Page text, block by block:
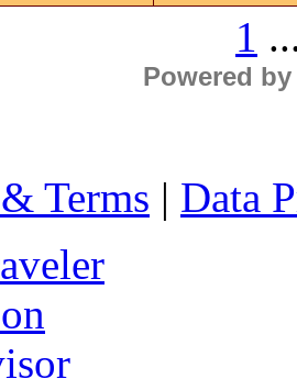
1
Powered
Terms | Data